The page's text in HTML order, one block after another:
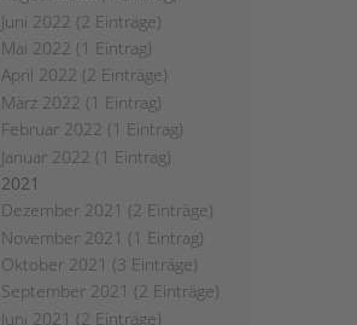
Juni 2022 (2 Einträge)
Mai 2022 (1 Eintrag)
April 2022 (2 Einträge)
März 2022 (1 Eintrag)
Februar 2022 (1 Eintrag)
Januar 2022 (1 Eintrag)
2021
Dezember 2021 (2 Einträge)
November 2021 (1 Eintrag)
Oktober 2021 (3 Einträge)
September 2021 (2 Einträge)
Juni 2021 (2 Einträge)